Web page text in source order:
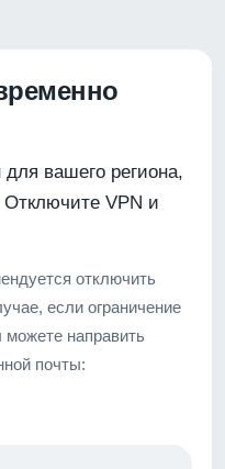
вашего региона,
VPN и
отключить
если ограничение
направить
почты: